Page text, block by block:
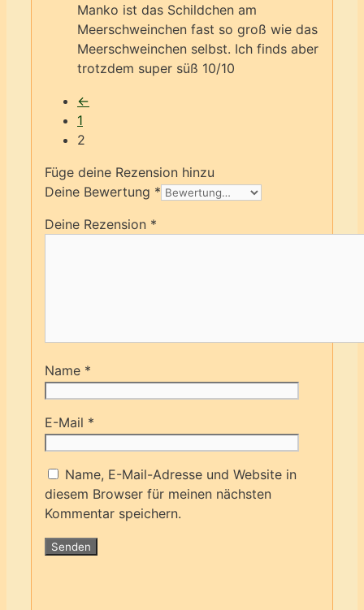
Manko ist das Schildchen am
Meerschweinchen fast so groß wie das
Meerschweinchen selbst. Ich finds aber
trotzdem super süß 10/10
←
1
2
Füge deine Rezension hinzu
Deine Bewertung *
Deine Rezension *
Name *
E-Mail *
Name, E-Mail-Adresse und Website in
diesem Browser für meinen nächsten
Kommentar speichern.